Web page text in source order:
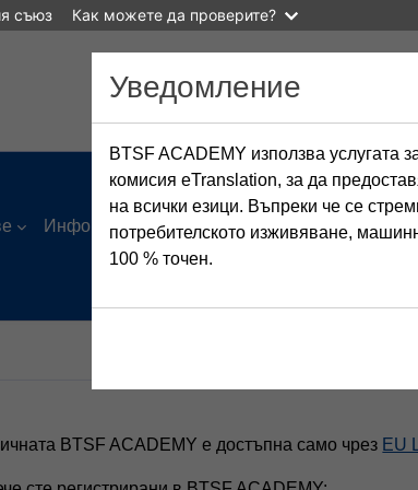
съюз
Как можете да проверите?
Информация
BTSF ACADEMY е достъпна само чрез EU
Уведомление
BTSF ACADEMY използва услугата
комисия eTranslation, за да
на всички езици. Въпреки че се
потребителското изживяване,
100 % точен.